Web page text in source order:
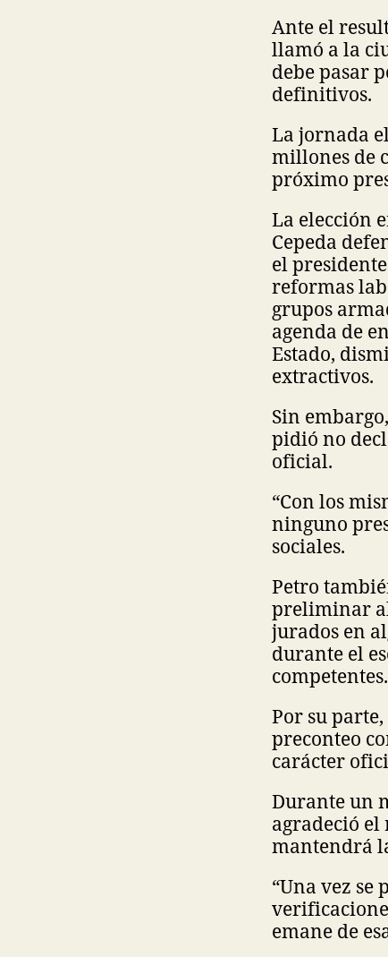
Ante el
llamó a la
debe pasar
definitivos.
La jornada
millones de
próximo
La elección
Cepeda
el
reformas
grupos
agenda de
Estado,
extractivos.
Sin
pidió no
oficial.
“Con los
ninguno
sociales.
Petro
preliminar
jurados en
durante el
competentes.
Por su
preconteo
carácter
Durante un
agradeció el
mantendrá
“Una vez
emane de